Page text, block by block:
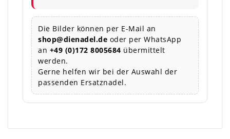
Die Bilder können per E-Mail an
shop@dienadel.de oder per WhatsApp
an +49 (0)172 8005684 übermittelt
werden.
Gerne helfen wir bei der Auswahl der
passenden Ersatznadel.